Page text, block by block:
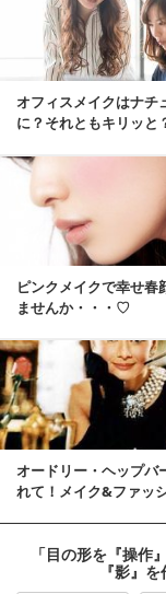
オフィスメイクはナチ
に？それともキリッと
ピンクメイクで幸せ春
ませんか・・・♡
オードリー・ヘップバ
れて！メイク&ファッ
「目の形を『操作
『影』